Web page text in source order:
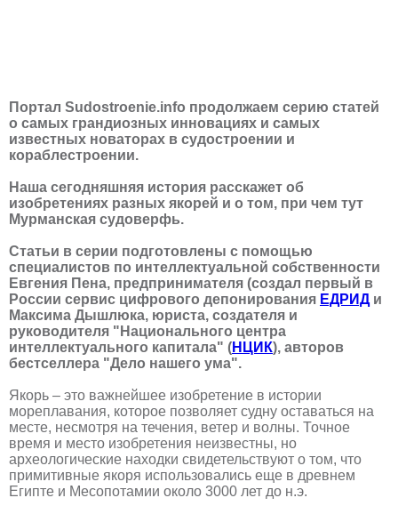
Портал Sudostroenie.info продолжаем серию статей
о самых грандиозных инновациях и самых
известных новаторах в судостроении и
кораблестроении.
Наша сегодняшняя история расскажет об
изобретениях разных якорей и о том, при чем тут
Мурманская судоверфь.
Статьи в серии подготовлены с помощью
специалистов по интеллектуальной собственности
Евгения Пена, предпринимателя (создал первый в
России сервис цифрового депонирования ЕДРИДи
Максима Дышлюка, юриста, создателя и
руководителя "Национального центра
интеллектуального капитала" (НЦИК), авторов
бестселлера "Дело нашего ума".
Якорь – это важнейшее изобретение в истории
мореплавания, которое позволяет судну оставаться на
месте, несмотря на течения, ветер и волны. Точное
время и место изобретения неизвестны, но
археологические находки свидетельствуют о том, что
примитивные якоря использовались еще в древнем
Египте и Месопотамии около 3000 лет до н.э.